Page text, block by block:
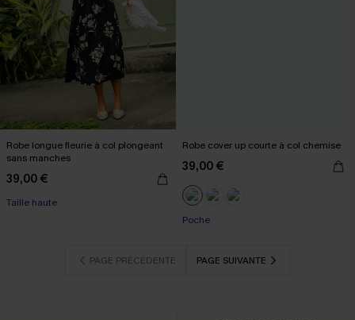
Robe longue fleurie à col plongeant
sans manches
39,00 €
Taille haute
Robe cover up courte à col chemise
39,00 €
Poche
PAGE PRÉCÉDENTE PAGE SUIVANTE